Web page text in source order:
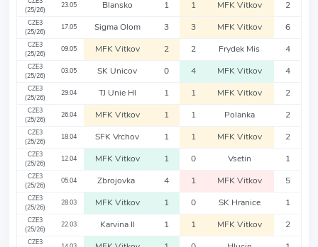
(25/26)
23.05 Blansko 1 1 MFK Vitkov 2
CZE3
(25/26)
17.05 Sigma Olom 3 3 MFK Vitkov 6
CZE3
(25/26)
09.05 MFK Vitkov 2 2 Frydek Mis 4
CZE3
(25/26)
03.05 SK Unicov 0 4 MFK Vitkov 4
CZE3
(25/26)
29.04 TJ Unie Hl 1 1 MFK Vitkov 2
CZE3
(25/26)
26.04 MFK Vitkov 1 1 Polanka 2
CZE3
(25/26)
18.04 SFK Vrchov 1 1 MFK Vitkov 2
CZE3
(25/26)
12.04 MFK Vitkov 1 0 Vsetin 1
CZE3
(25/26)
05.04 Zbrojovka 4 1 MFK Vitkov 5
CZE3
(25/26)
28.03 MFK Vitkov 1 0 SK Hranice 1
CZE3
(25/26)
22.03 Karvina II 1 1 MFK Vitkov 2
CZE3